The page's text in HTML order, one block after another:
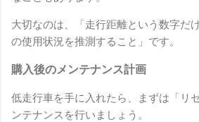
大切なのは、「走行距離という数字だ
の使用状況を推測すること」です。
購入後のメンテナンス計画
低走行車を手に入れたら、まずは「リ
ンテナンスを行いましょう。